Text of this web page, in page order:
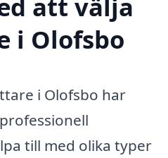
i Olofsbo
i Olofsbo har
till med olika typer